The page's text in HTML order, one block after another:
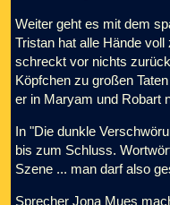
Weiter geht es mit dem
Tristan hat alle Hände
schreckt vor nichts
Köpfchen zu großen
er in Maryam und Robart
In "Die dunkle
bis zum Schluss.
Szene ... man darf also
Sprecher Jona Mues